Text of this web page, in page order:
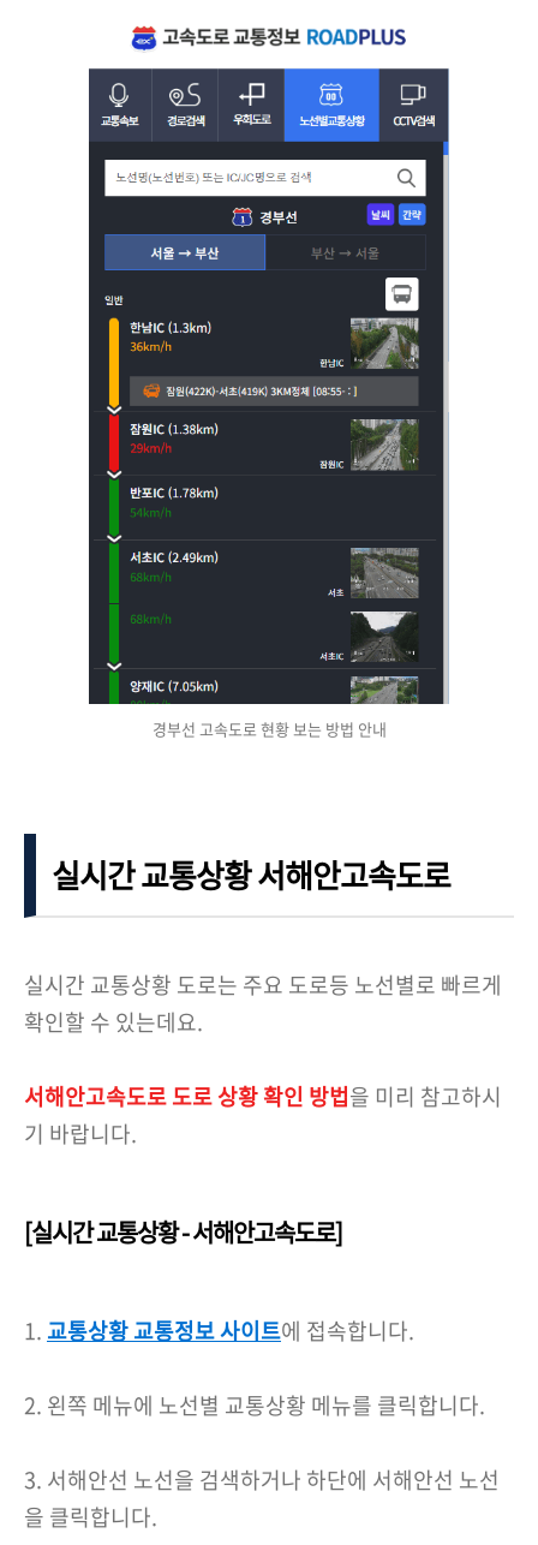
경부선 고속도로 현황 보는 방법 안내
실시간 교통상황 서해안고속도로
실시간 교통상황 도로는 주요 도로등 노선별로 빠르게
확인할 수 있는데요.
서해안고속도로 도로 상황 확인 방법을 미리 참고하시
기 바랍니다.
[실시간 교통상황 - 서해안고속도로]
1. 교통상황 교통정보 사이트에 접속합니다.
2. 왼쪽 메뉴에 노선별 교통상황 메뉴를 클릭합니다.
3. 서해안선 노선을 검색하거나 하단에 서해안선 노선
을 클릭합니다.